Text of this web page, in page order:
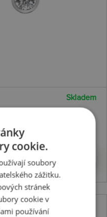
Skladem
DE585
Koupit
cookie.
soubory
zážitku.
stránek
cookie v
používání